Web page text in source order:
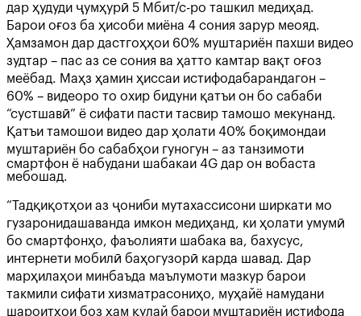
дар ҳудуди ҷумҳурӣ 5 Мбит/с-ро ташкил медиҳад.
Барои оғоз ба ҳисоби миёна 4 сония зарур меояд.
Ҳамзамон дар дастгоҳҳои 60% муштариён пахши видео
зудтар – пас аз се сония ва ҳатто камтар вақт оғоз
меёбад. Маҳз ҳамин ҳиссаи истифодабарандагон –
60% – видеоро то охир бидуни қатъи он бо сабаби
“сустшавӣ” ё сифати пасти тасвир тамошо мекунанд.
Қатъи тамошои видео дар ҳолати 40% боқимондаи
муштариён бо сабабҳои гуногун – аз танзимоти
смартфон ё набудани шабакаи 4G дар он вобаста
мебошад.
“Тадқиқотҳои аз ҷониби мутахассисони ширкати мо
гузаронидашаванда имкон медиҳанд, ки ҳолати умумӣ
бо смартфонҳо, фаъолияти шабака ва, бахусус,
интернети мобилӣ баҳогузорӣ карда шавад. Дар
марҳилаҳои минбаъда маълумоти мазкур барои
такмили сифати хизматрасониҳо, муҳайё намудани
шароитҳои боз ҳам қулай барои муштариён истифода